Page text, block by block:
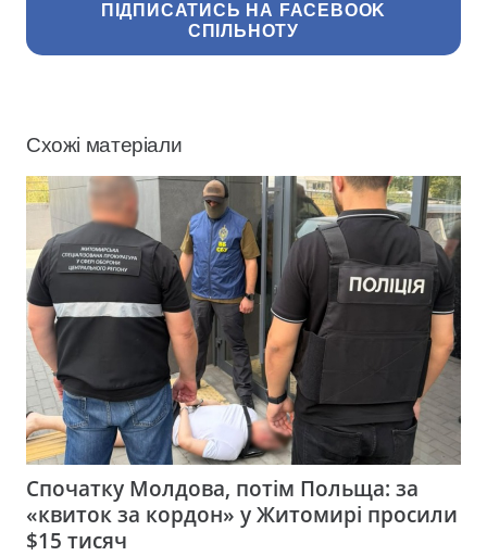
ПІДПИСАТИСЬ НА FACEBOOK
СПІЛЬНОТУ
Схожі матеріали
Спочатку Молдова, потім Польща: за
«квиток за кордон» у Житомирі просили
$15 тисяч